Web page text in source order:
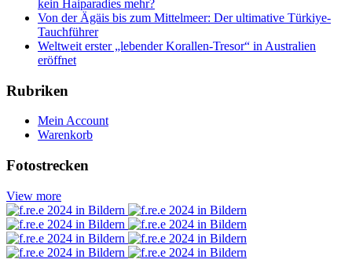
kein Haiparadies mehr?
Von der Ägäis bis zum Mittelmeer: Der ultimative Türkiye-
Tauchführer
Weltweit erster „lebender Korallen-Tresor“ in Australien
eröffnet
Rubriken
Mein Account
Warenkorb
Fotostrecken
View more